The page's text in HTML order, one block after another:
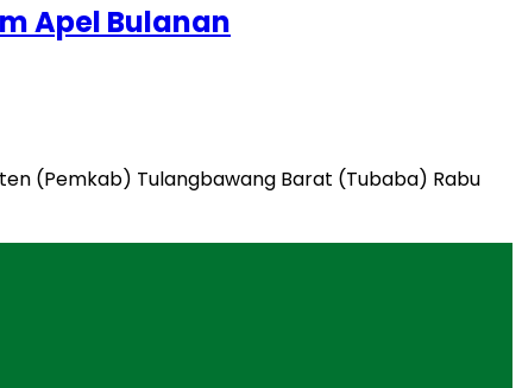
Apel Bulanan
(Pemkab) Tulangbawang Barat (Tubaba) Rabu